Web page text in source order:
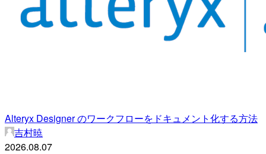
Alteryx Designer のワークフローをドキュメント化する方法
吉村暁
2026.08.07